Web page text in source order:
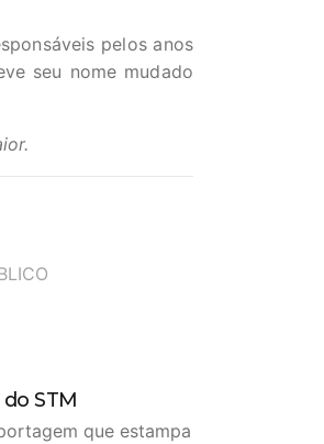
pelos anos
seu nome mudado
STM
que estampa